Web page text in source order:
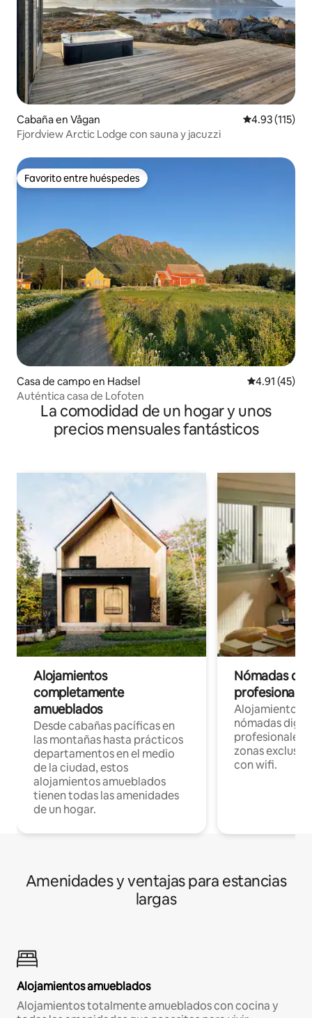
Cabaña en Vågan Calificación
4.93 (115)
Fjordview Arctic Lodge con sauna y jacuzzi
Favorito entre huéspedes
Favorito entre huéspedes
Casa de campo en Hadsel Calificación
4.91 (45)
Auténtica casa de Lofoten
La comodidad de un hogar y unos
precios mensuales fantásticos
Alojamientos
completamente
amueblados
Desde cabañas pacíficas en
las montañas hasta prácticos
departamentos en el medio
de la ciudad, estos
alojamientos amueblados
tienen todas las amenidades
de un hogar.
Nómadas
Alojamientos
nómadas
profesionales
zonas
con wifi.
Amenidades y ventajas para estancias
largas
Alojamientos amueblados
Alojamientos totalmente amueblados con cocina y